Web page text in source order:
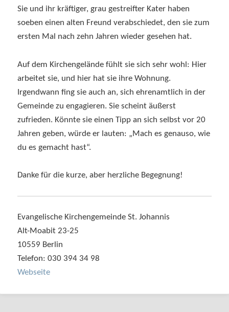
Sie und ihr kräftiger, grau gestreifter Kater haben
soeben einen alten Freund verabschiedet, den sie zum
ersten Mal nach zehn Jahren wieder gesehen hat.
Auf dem Kirchengelände fühlt sie sich sehr wohl: Hier
arbeitet sie, und hier hat sie ihre Wohnung.
Irgendwann fing sie auch an, sich ehrenamtlich in der
Gemeinde zu engagieren. Sie scheint äußerst
zufrieden. Könnte sie einen Tipp an sich selbst vor 20
Jahren geben, würde er lauten: „Mach es genauso, wie
du es gemacht hast“.
Danke für die kurze, aber herzliche Begegnung!
Evangelische Kirchengemeinde St. Johannis
Alt-Moabit 23-25
10559 Berlin
Telefon: 030 394 34 98
Webseite